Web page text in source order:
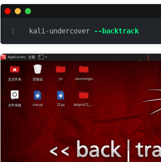
kali-undercover --backtrack